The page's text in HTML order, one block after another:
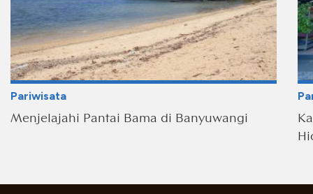
Pariwisata
Menjelajahi Pantai Bama di Banyuwangi